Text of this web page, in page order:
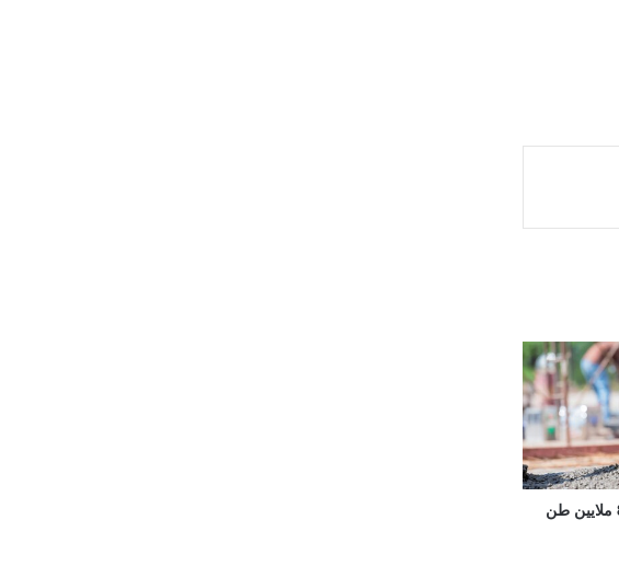
المغرب يسجل تسليم 8,22 ملايين طن